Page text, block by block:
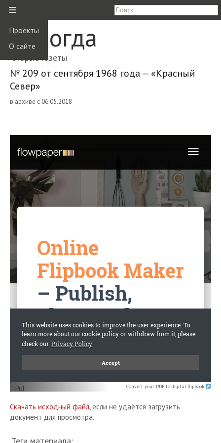
≡
Проекты
О сайте
Вологда
старые газеты
№ 209 от сентября 1968 года — «Красный
Север»
в архиве с 06.05.2018
Convert your PDF to digital flipbook
Скачать исходный файл, если не удаётся загрузить
документ для просмотра.